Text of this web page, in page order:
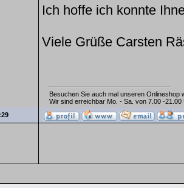
Ich hoffe ich konnte
Viele Grüße Carsten
Besuchen Sie auch mal unseren Onlineshop
Wir sind erreichbar Mo. - Sa. von 7.00 -